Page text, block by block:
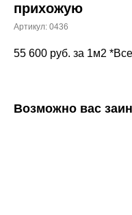
прихожую
Артикул: 0436
55 600 руб. за 1м2
Возможно вас